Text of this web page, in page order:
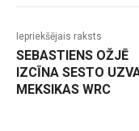
Iepriekšējais raksts
SEBASTIENS OŽJĒ
IZCĪNA SESTO
MEKSIKAS WRC